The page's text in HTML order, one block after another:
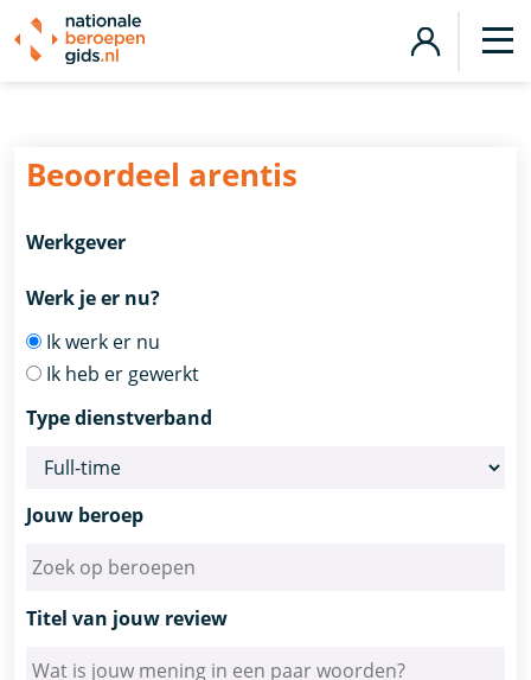
Beoordeel arentis
Werkgever
Werk je er nu?
Ik werk er nu
Ik heb er gewerkt
Type dienstverband
Jouw beroep
Titel van jouw review